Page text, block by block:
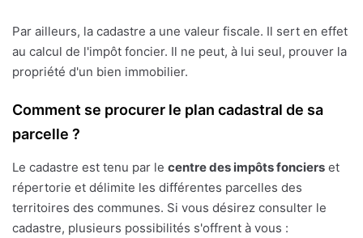
Par ailleurs, la cadastre a une valeur fiscale. Il sert en effet
au calcul de l'impôt foncier. Il ne peut, à lui seul, prouver la
propriété d'un bien immobilier.
Comment se procurer le plan cadastral de sa
parcelle ?
Le cadastre est tenu par le centre des impôts fonciers et
répertorie et délimite les différentes parcelles des
territoires des communes. Si vous désirez consulter le
cadastre, plusieurs possibilités s'offrent à vous :